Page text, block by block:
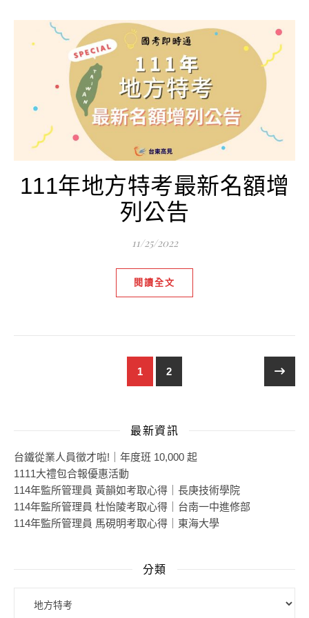
111年地方特考最新名額增
列公告
11/25/2022
閱讀全文
1 2
最新資訊
台鐵從業人員徵才啦!｜年度班 10,000 起
1111大禮包合報優惠活動
114年監所管理員 黃韻如考取心得｜長庚技術學院
114年監所管理員 杜怡陵考取心得｜台南一中進修部
114年監所管理員 馬硯明考取心得｜東海大學
分類